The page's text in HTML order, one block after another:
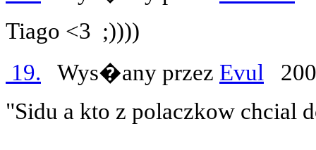
Tiago <3 ;))))
19. Wys�any przez Evul
"Sidu a kto z polaczkow chcial